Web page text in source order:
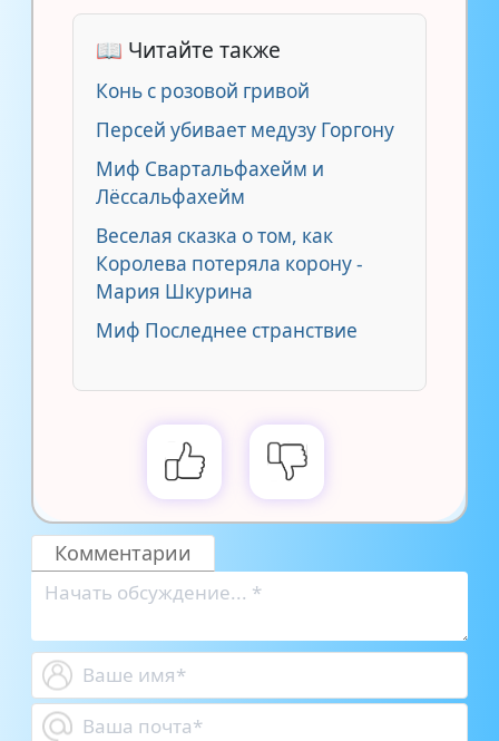
📖 Читайте также
Конь с розовой гривой
Персей убивает медузу Горгону
Миф Свартальфахейм и
Лёссальфахейм
Веселая сказка о том, как
Королева потеряла корону -
Мария Шкурина
Миф Последнее странствие
Комментарии